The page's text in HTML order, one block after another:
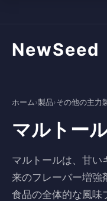
NewSeed
ホーム›製品›その他の主力
マルトー
マルトールは、甘い
来のフレーバー増強
食品の全体的な風味